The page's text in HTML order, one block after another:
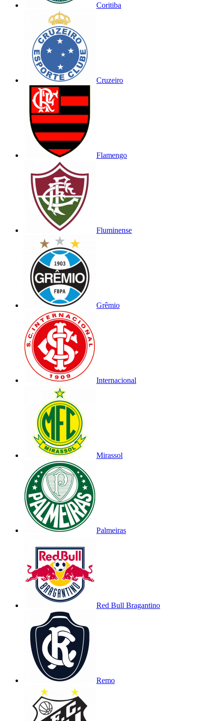
Coritiba
Cruzeiro
Flamengo
Fluminense
Grêmio
Internacional
Mirassol
Palmeiras
Red Bull Bragantino
Remo